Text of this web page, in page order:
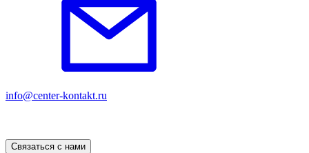
info@center-kontakt.ru
Связаться с нами